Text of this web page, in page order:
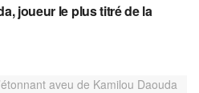
joueur le plus titré de la